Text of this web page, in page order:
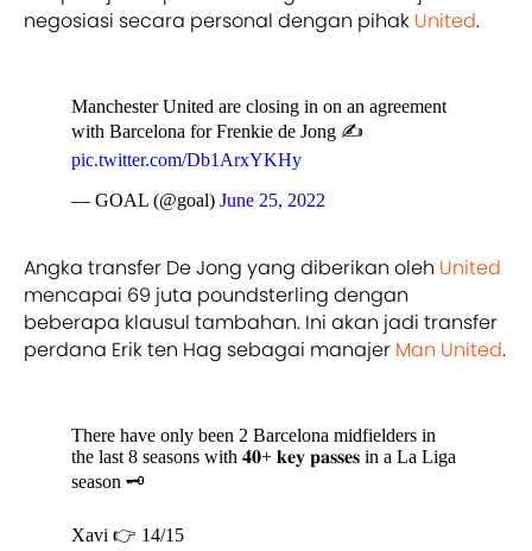
negosiasi secara personal dengan pihak United.
Manchester United are closing in on an agreement
with Barcelona for Frenkie de Jong ✍️
pic.twitter.com/Db1ArxYKHy
— GOAL (@goal) June 25, 2022
Angka transfer De Jong yang diberikan oleh United
mencapai 69 juta poundsterling dengan
beberapa klausul tambahan. Ini akan jadi transfer
perdana Erik ten Hag sebagai manajer Man United.
There have only been 2 Barcelona midfielders in
the last 8 seasons with 𝟒𝟎+ 𝐤𝐞𝐲 𝐩𝐚𝐬𝐬𝐞𝐬 in a La Liga
season 🗝️
Xavi 👉 14/15